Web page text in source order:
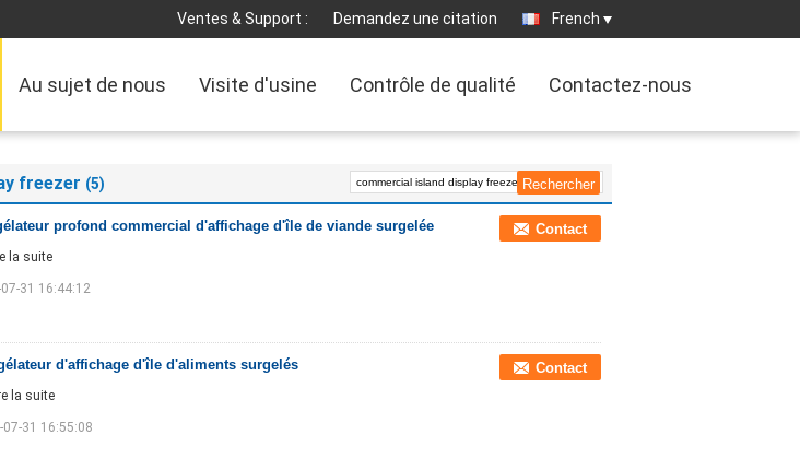
Ventes & Support : Demandez une citation French
Au sujet de nous Visite d'usine Contrôle de qualité Contactez-nous
freezer (5)
profond commercial d'affichage d'île de viande surgelée Contact
la suite
31 16:44:12
d'affichage d'île d'aliments surgelés Contact
la suite
07-31 16:55:08